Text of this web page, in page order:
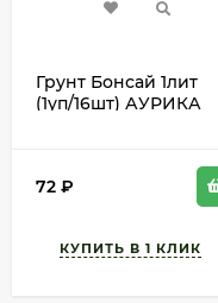
Грунт Бонсай 1лит
(1уп/16шт) АУРИКА
72 ₽